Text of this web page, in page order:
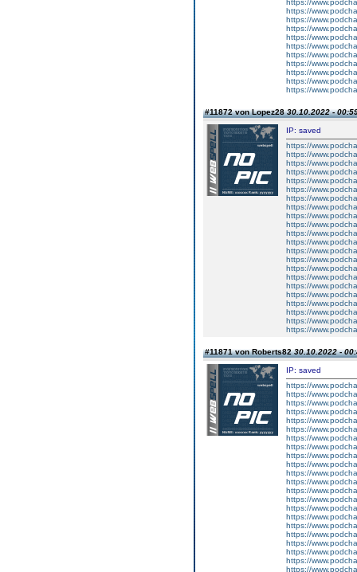
https://
https://
https://
https://
https://
https://
https://
https://
https://
https://
https://
#11872 von Lopez2830.10.2022 -
IP: saved
https://
https://
https://
https://
https://
https://
https://
https://
https://
https://
https://
https://
https://
https://
https://
https://
https://
https://
https://
https://
https://
https://
#11871 von Roberts8230.10.2022 -
IP: saved
https://
https://
https://
https://
https://
https://
https://
https://
https://
https://
https://
https://
https://
https://
https://
https://
https://
https://
https://
https://
https://
https://